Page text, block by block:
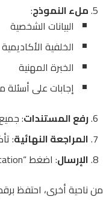
ملء النموذج:
البيانات الشخصية
الخلفية الأكاديمية
الخبرة المهنية
إجابات على أسئلة
رفع المستندات:
المراجعة النهائية:
الإرسال: اضغط “Submit Application”
من ناحية أخرى، احتفظ